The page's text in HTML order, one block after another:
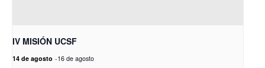
IV MISIÓN UCSF
14 de agosto -16 de agosto